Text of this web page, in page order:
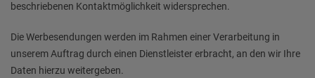
beschriebenen Kontaktmöglichkeit widersprechen.
Die Werbesendungen werden im Rahmen einer Verarbeitung in
unserem Auftrag durch einen Dienstleister erbracht, an den wir Ihre
Daten hierzu weitergeben.